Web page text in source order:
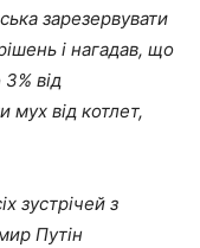
зарезервувати
ь і нагадав, що
від
мух від котлет,
зустрічей з
Путін